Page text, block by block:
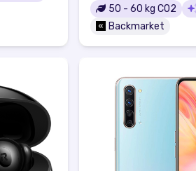
50 - 60 kg CO2
Backmarket